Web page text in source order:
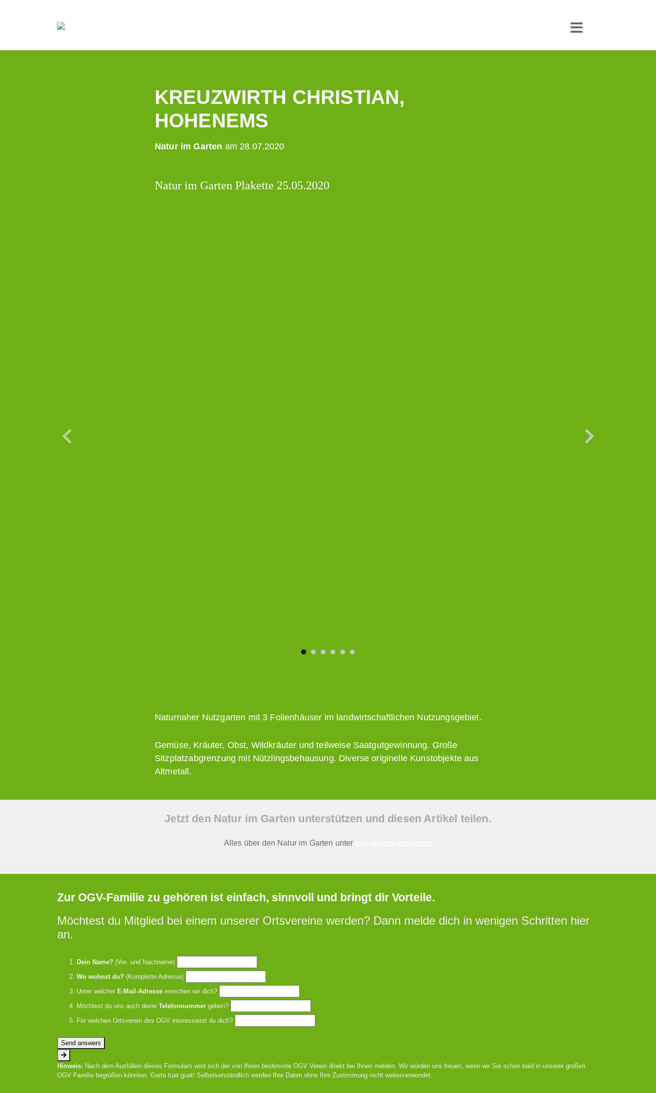
KREUZWIRTH CHRISTIAN,
HOHENEMS
Natur im Garten am 28.07.2020
Natur im Garten Plakette 25.05.2020
Naturnaher Nutzgarten mit 3 Folienhäuser im landwirtschaftlichen Nutzungsgebiet.
Gemüse, Kräuter, Obst, Wildkräuter und teilweise Saatgutgewinnung. Große
Sitzplatzabgrenzung mit Nützlingsbehausung. Diverse originelle Kunstobjekte aus
Altmetall.
Jetzt den Natur im Garten unterstützen und diesen Artikel teilen.
Alles über den Natur im Garten unter
Zur OGV-Familie zu gehören ist einfach, sinnvoll und bringt dir Vorteile.
Möchtest du Mitglied bei einem unserer Ortsvereine werden? Dann melde dich in wenigen Schritten hier
an.
Dein Name? (Vor- und Nachname)
Wo wohnst du? (Komplette Adresse)
Unter welcher E-Mail-Adresse erreichen wir dich?
Möchtest du uns auch deine Telefonnummer geben?
Für welchen Ortsverein des OGV interessierst du dich?
Send answers
Hinweis: Nach dem Ausfüllen dieses Formulars wird sich der von Ihnen bestimmte OGV Verein direkt bei Ihnen melden. Wir würden uns freuen, wenn wir Sie schon bald in unserer großen
OGV Familie begrüßen könnten. Garta tuat guat! Selbstverständlich werden Ihre Daten ohne Ihre Zustimmung nicht weiterverwendet.